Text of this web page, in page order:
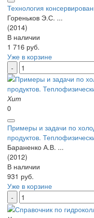
Технология
Гореньков Э.С. ...
(2014)
В наличии
1 716 руб.
Уже в корзине
Хит
0
Примеры и задачи по
продуктов.
Бараненко А.В. ...
(2012)
В наличии
931 руб.
Уже в корзине